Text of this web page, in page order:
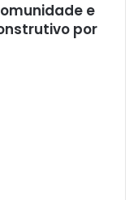
e
por